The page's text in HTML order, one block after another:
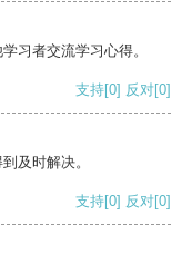
习者交流学习心得。
支持[0] 反对[0]
及时解决。
支持[0] 反对[0]